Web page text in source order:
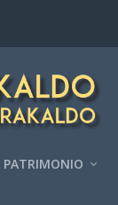
PATRIMONIO